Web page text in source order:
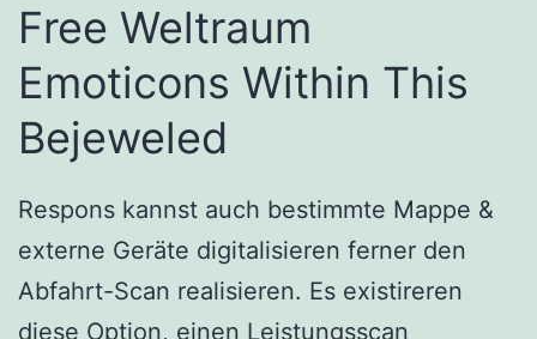
Free Weltraum
Emoticons Within This
Bejeweled
Respons kannst auch bestimmte Mappe &
externe Geräte digitalisieren ferner den
Abfahrt-Scan realisieren. Es existireren
diese Option, einen Leistungsscan